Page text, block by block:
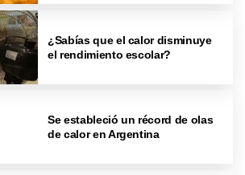
¿Sabías que el calor disminuye
el rendimiento escolar?
Se estableció un récord de olas
de calor en Argentina